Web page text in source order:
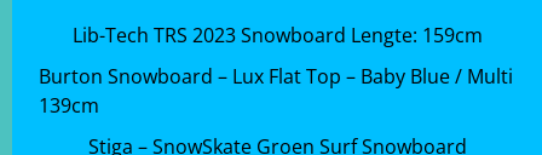
Lib-Tech TRS 2023 Snowboard Lengte: 159cm
Burton Snowboard – Lux Flat Top – Baby Blue / Multi
139cm
Stiga – SnowSkate Groen Surf Snowboard